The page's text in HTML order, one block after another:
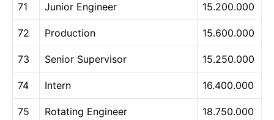
71 Junior Engineer 15.200.000
72 Production 15.600.000
73 Senior Supervisor 15.250.000
74 Intern 16.400.000
75 Rotating Engineer 18.750.000